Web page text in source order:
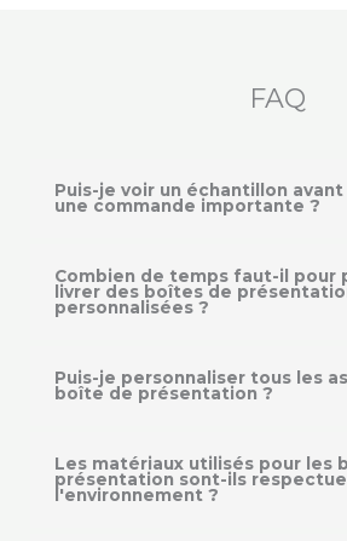
FAQ
Puis-je voir un échantillon
une commande importante ?
Combien de temps faut-il pour
livrer des boîtes de
personnalisées ?
Puis-je personnaliser tous les
boîte de présentation ?
Les matériaux utilisés pour les
présentation sont-ils
l'environnement ?